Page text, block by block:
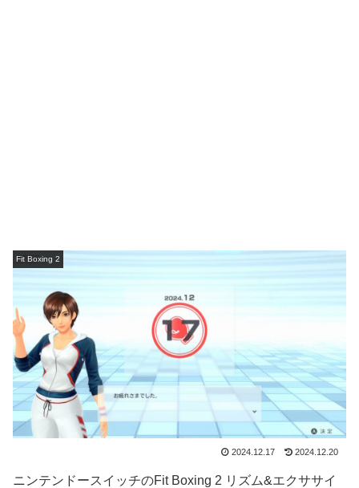
Fit Boxing 2
2024.12.17 2024.12.20
ニンテンドースイッチのFit Boxing 2 リズム&エクササイ